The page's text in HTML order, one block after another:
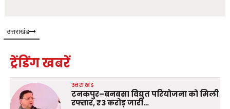
उत्तराखंड
ट्रेंडिंग खबरें
उत्तराखंड
टनकपुर–बनबसा विद्युत परियोजना को मिली
रफ्तार, ₹3 करोड़ जारी…